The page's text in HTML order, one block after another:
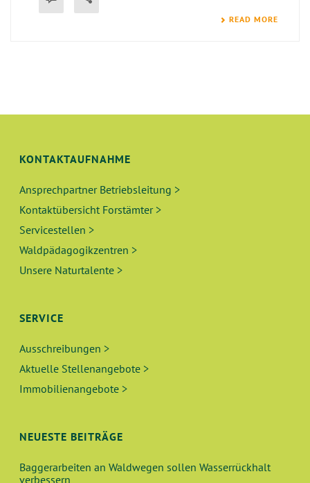
READ MORE
KONTAKTAUFNAHME
Ansprechpartner Betriebsleitung >
Kontaktübersicht Forstämter >
Servicestellen >
Waldpädagogikzentren >
Unsere Naturtalente >
SERVICE
Ausschreibungen >
Aktuelle Stellenangebote >
Immobilienangebote >
NEUESTE BEITRÄGE
Baggerarbeiten an Waldwegen sollen Wasserrückhalt
verbessern